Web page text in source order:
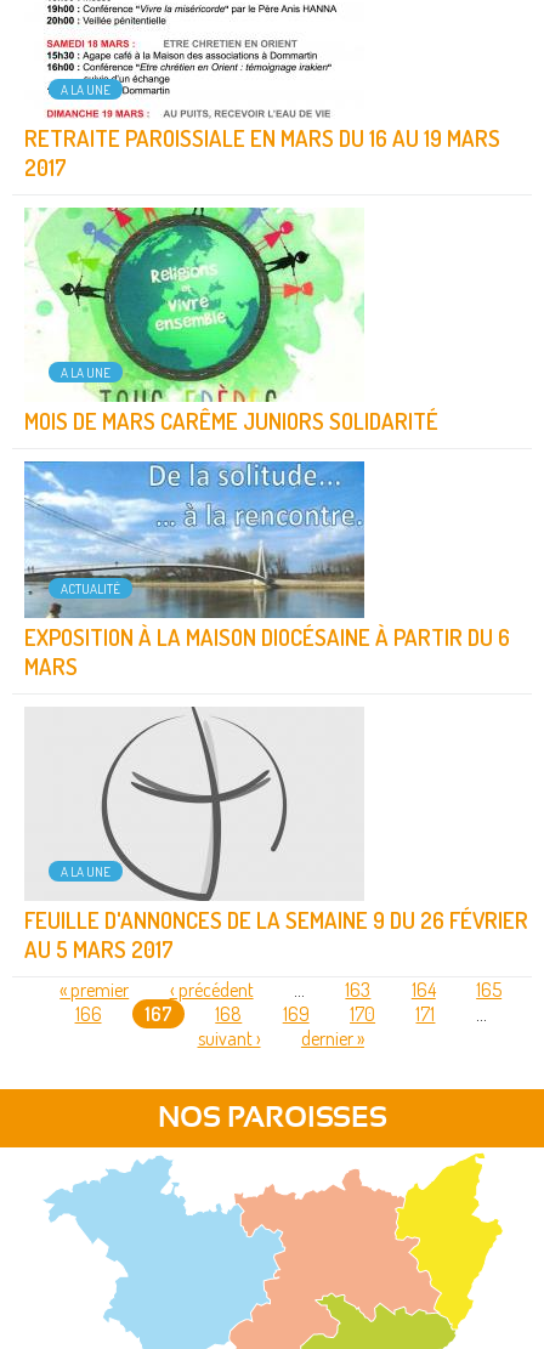
A LA UNE
RETRAITE PAROISSIALE EN MARS DU 16 AU 19 MARS
2017
A LA UNE
MOIS DE MARS CARÊME JUNIORS SOLIDARITÉ
ACTUALITÉ
EXPOSITION À LA MAISON DIOCÉSAINE À PARTIR DU 6
MARS
A LA UNE
FEUILLE D'ANNONCES DE LA SEMAINE 9 DU 26 FÉVRIER
AU 5 MARS 2017
PAGES
« premier ‹ précédent … 163 164
165
166
167 168 169 170 171
…
suivant ›
dernier »
NOS PAROISSES